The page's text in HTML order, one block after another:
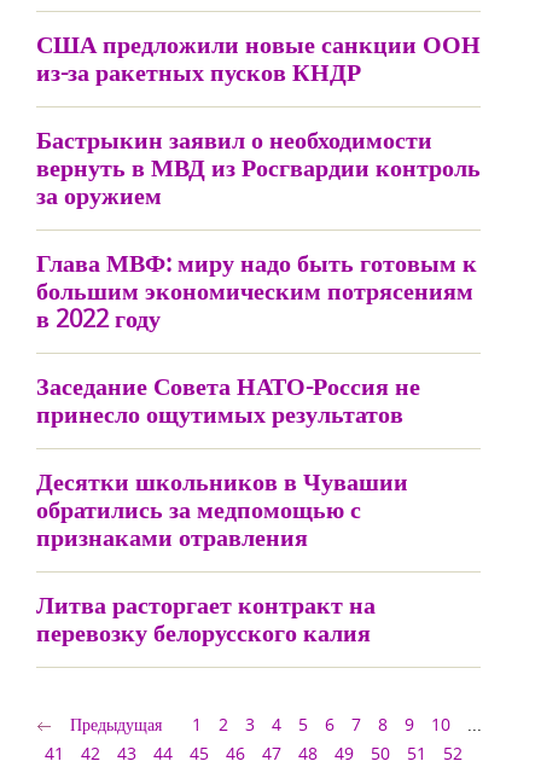
США предложили новые санкции ООН
из-за ракетных пусков КНДР
Бастрыкин заявил о необходимости
вернуть в МВД из Росгвардии контроль
за оружием
Глава МВФ: миру надо быть готовым к
большим экономическим потрясениям
в 2022 году
Заседание Совета НАТО-Россия не
принесло ощутимых результатов
Десятки школьников в Чувашии
обратились за медпомощью с
признаками отравления
Литва расторгает контракт на
перевозку белорусского калия
Предыдущая 1 2 3 4 5 6 7 8 9 10
...
41
42 43 44 45 46 47 48 49 50 51
52